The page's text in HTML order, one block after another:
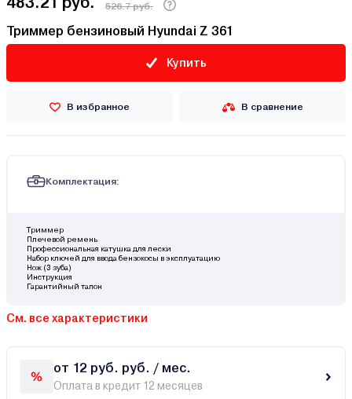
526.7 руб.
Триммер бензиновый Hyundai Z 361
Купить
В избранное В сравнение
Комплектация:
Триммер
Плечевой ремень
Профессиональная катушка для лески
Набор ключей для ввода бензокосы в эксплуатацию
Нож (3 зуба)
Инструкция
Гарантийный талон
См. все характеристики
от 12 руб. руб. / мес.
Оплата в кредит 12 месяцев